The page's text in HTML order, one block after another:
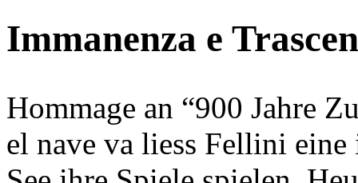
Immanenza e
Hommage an “900 Jahre
el nave va liess Fellini